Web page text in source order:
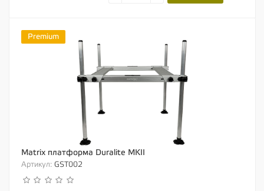
Premium
Matrix платформа Duralite MKII
Артикул: GST002